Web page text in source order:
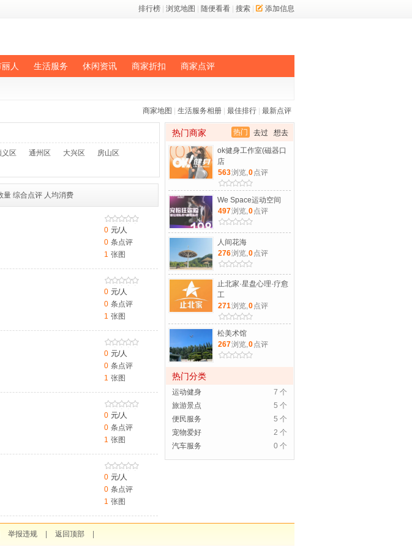
排行榜 浏览地图 随便看看 搜索 添加信息
人 生活服务 休闲资讯 商家折扣 商家点评
商家地图 生活服务相册 最佳排行 最新点评
义区 通州区 大兴区
房山区
量 综合点评 人均消费
0 元/人
0 条点评
1 张图
0 元/人
0 条点评
1 张图
0 元/人
0 条点评
1 张图
0 元/人
0 条点评
1 张图
0 元/人
0 条点评
1 张图
热门 去过 想去
热门商家
ok健身工作室(磁器口
店
563浏览,0点评
We Space运动空间
497浏览,0点评
人间花海
276浏览, 0 点评
止北家·星盘心理·疗愈
工
271浏览,0点评
松美术馆
267浏览,0点评
热门分类
7 个
运动健身
5 个
旅游景点
5 个
便民服务
2 个
宠物爱好
0 个
汽车服务
举报违规 返回顶部